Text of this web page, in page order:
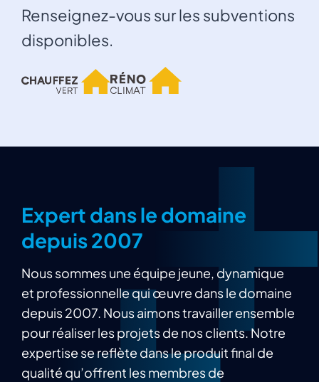
Renseignez-vous sur les subventions
disponibles.
Expert dans le domaine
depuis 2007
Nous sommes une équipe jeune, dynamique
et professionnelle qui œuvre dans le domaine
depuis 2007. Nous aimons travailler ensemble
pour réaliser les projets de nos clients. Notre
expertise se reflète dans le produit final de
qualité qu’offrent les membres de